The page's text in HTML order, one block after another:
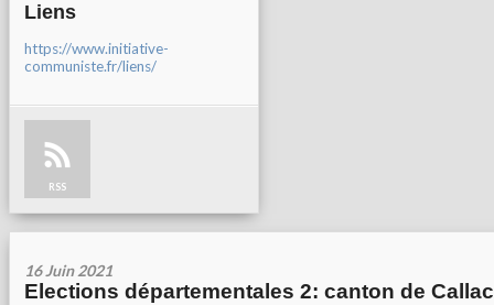
Liens
https://www.initiative-
communiste.fr/liens/
RSS
16 Juin 2021
Elections départementales 2: canton de